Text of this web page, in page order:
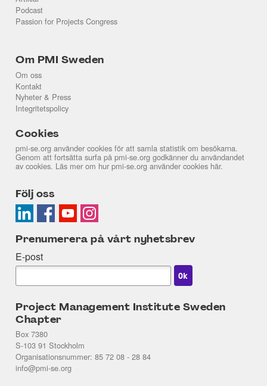
Podcast
Passion for Projects Congress
Om PMI Sweden
Om oss
Kontakt
Nyheter & Press
Integritetspolicy
Cookies
pmi-se.org använder cookies för att samla statistik om besökarna.
Genom att fortsätta surfa på pmi-se.org godkänner du användandet
av cookies. Läs mer om hur pmi-se.org använder cookies här.
Följ oss
Prenumerera på vårt nyhetsbrev
E-post
Project Management Institute Sweden
Chapter
Box 7380
S-103 91 Stockholm
Organisationsnummer: 85 72 08 - 28 84
info@pmi-se.org